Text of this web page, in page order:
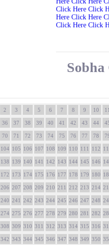
Click Here Click
Here Click Here
Click Here Click
2 3 4 5 6 7 8 9 10
36 37 38 39 40 41 42 43 44
70 71 72 73 74 75 76 77 78
104 105 106 107 108 109 110 111 112
138 139 140 141 142 143 144 145 146
172 173 174 175 176 177 178 179 180
206 207 208 209 210 211 212 213 214
240 241 242 243 244 245 246 247 248
274 275 276 277 278 279 280 281 282
308 309 310 311 312 313 314 315 316
342 343 344 345 346 347 348 349 350